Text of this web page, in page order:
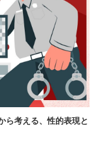
ら考える、性的表現と